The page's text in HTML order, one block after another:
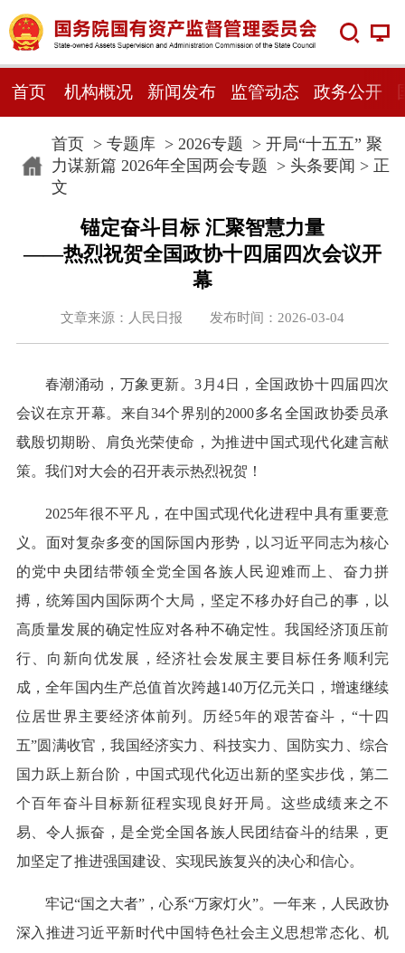
首页 机构概况 新闻发布 监管动态 政务公开
首页> 专题库> 2026专题 > 开局“十五五” 聚
力谋新篇 2026年全国两会专题 > 头条要闻 > 正
文
锚定奋斗目标 汇聚智慧力量
——热烈祝贺全国政协十四届四次会议开
幕
文章来源：人民日报 发布时间：2026-03-04
春潮涌动，万象更新。3月4日，全国政协十四届四次
会议在京开幕。来自34个界别的2000多名全国政协委员承
载殷切期盼、肩负光荣使命，为推进中国式现代化建言献
策。我们对大会的召开表示热烈祝贺！
2025年很不平凡，在中国式现代化进程中具有重要意
义。面对复杂多变的国际国内形势，以习近平同志为核心
的党中央团结带领全党全国各族人民迎难而上、奋力拼
搏，统筹国内国际两个大局，坚定不移办好自己的事，以
高质量发展的确定性应对各种不确定性。我国经济顶压前
行、向新向优发展，经济社会发展主要目标任务顺利完
成，全年国内生产总值首次跨越140万亿元关口，增速继续
位居世界主要经济体前列。历经5年的艰苦奋斗，“十四
五”圆满收官，我国经济实力、科技实力、国防实力、综合
国力跃上新台阶，中国式现代化迈出新的坚实步伐，第二
个百年奋斗目标新征程实现良好开局。这些成绩来之不
易、令人振奋，是全党全国各族人民团结奋斗的结果，更
加坚定了推进强国建设、实现民族复兴的决心和信心。
牢记“国之大者”，心系“万家灯火”。一年来，人民政协
深入推进习近平新时代中国特色社会主义思想常态化、机